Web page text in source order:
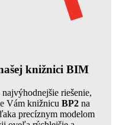
knižnici BIM
riešenie,
Vám knižnicu BP2 na
precíznym modelom